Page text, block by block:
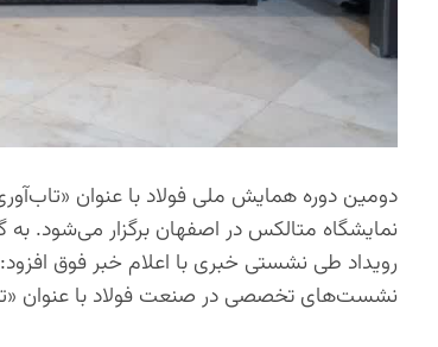
نمایشگاه متالکس در اصفهان برگزار می‌شود.
رویداد طی نشستی خبری با اعلام خبر فوق
نشست‌های تخصصی در صنعت فولاد با عنوان